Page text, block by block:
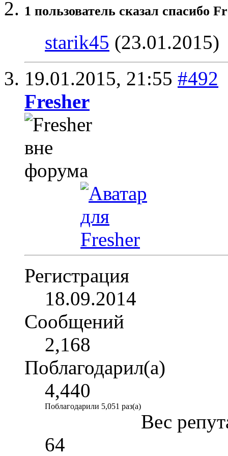
1 пользователь сказал cпасибо
starik45 (23.01.2015)
19.01.2015, 21:55 #492
Fresher
Регистрация
18.09.2014
Сообщений
2,168
Поблагодарил(а)
4,440
Поблагодарили 5,051 раз(а)
Вес
64